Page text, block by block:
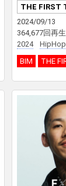
THE FIRST
2024/09/13
364,677回再生
2024
BIM
THE